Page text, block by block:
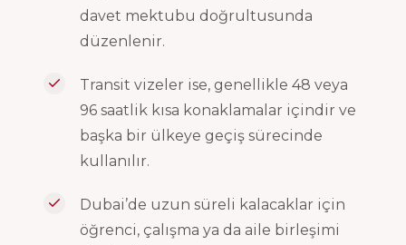
davet mektubu doğrultusunda
düzenlenir.
Transit vizeler ise, genellikle 48 veya
96 saatlik kısa konaklamalar içindir ve
başka bir ülkeye geçiş sürecinde
kullanılır.
Dubai’de uzun süreli kalacaklar için
öğrenci, çalışma ya da aile birleşimi